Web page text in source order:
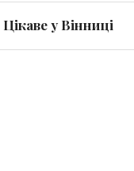
Цікаве у Вінниці